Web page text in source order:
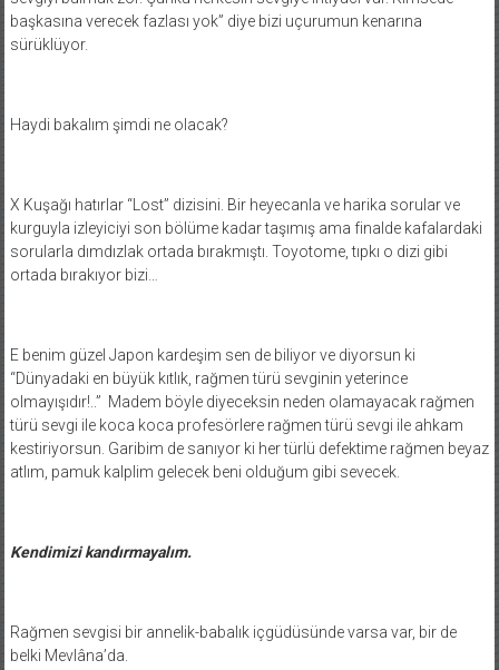
başkasına verecek fazlası yok” diye bizi uçurumun kenarına
sürüklüyor.
Haydi bakalım şimdi ne olacak?
X Kuşağı hatırlar “Lost” dizisini. Bir heyecanla ve harika sorular ve
kurguyla izleyiciyi son bölüme kadar taşımış ama finalde kafalardaki
sorularla dımdızlak ortada bırakmıştı. Toyotome, tıpkı o dizi gibi
ortada bırakıyor bizi…
E benim güzel Japon kardeşim sen de biliyor ve diyorsun ki
“Dünyadaki en büyük kıtlık, rağmen türü sevginin yeterince
olmayışıdır!..” Madem böyle diyeceksin neden olamayacak rağmen
türü sevgi ile koca koca profesörlere rağmen türü sevgi ile ahkam
kestiriyorsun. Garibim de sanıyor ki her türlü defektime rağmen beyaz
atlım, pamuk kalplim gelecek beni olduğum gibi sevecek.
Kendimizi kandırmayalım.
Rağmen sevgisi bir annelik-babalık içgüdüsünde varsa var, bir de
belki Mevlâna’da.